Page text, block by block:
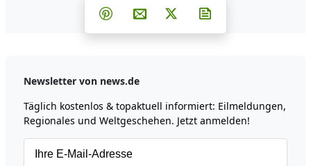
Teilen auf Facebook
Teilen auf Whatsapp
Teilen auf Telegram
Teilen auf Pinterest
Per E-Mail teilen
Post auf X
Newsletter von news.de
Täglich kostenlos & topaktuell informiert: Eilmeldungen,
Regionales und Weltgeschehen. Jetzt anmelden!